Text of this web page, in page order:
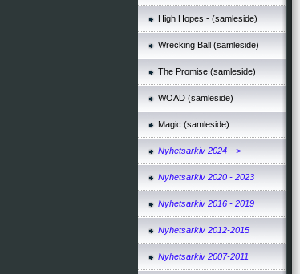
High Hopes - (samleside)
Wrecking Ball (samleside)
The Promise (samleside)
WOAD (samleside)
Magic (samleside)
Nyhetsarkiv 2024 -->
Nyhetsarkiv 2020 - 2023
Nyhetsarkiv 2016 - 2019
Nyhetsarkiv 2012-2015
Nyhetsarkiv 2007-2011